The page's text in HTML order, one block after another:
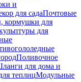
и
для садаПочтовые
кормушки для
для
Поливочное
для дома и
теплицМодульные